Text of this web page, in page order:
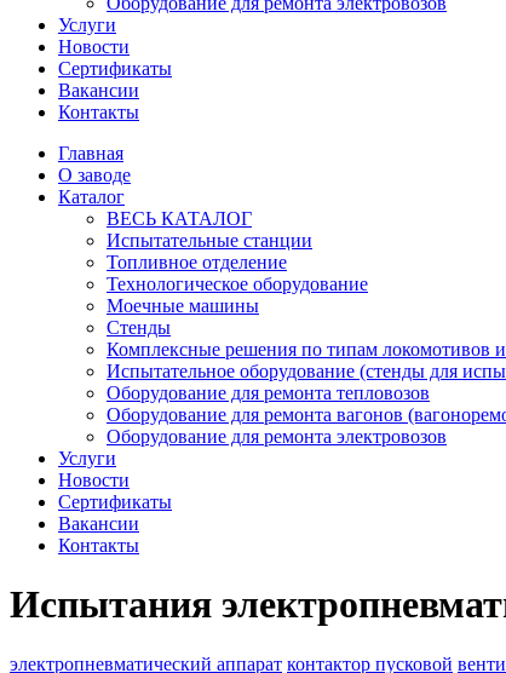
Услуги
Новости
Сертификаты
Вакансии
Контакты
Главная
О заводе
Каталог
ВЕСЬ КАТАЛОГ
Испытательные станции
Топливное отделение
Технологическое оборудование
Моечные машины
Стенды
Комплексные решения по типам локомотивов
Испытательное оборудование (стенды для
Оборудование для ремонта тепловозов
Оборудование для ремонта вагонов
Оборудование для ремонта электровозов
Услуги
Новости
Сертификаты
Вакансии
Контакты
Испытания
электропневматический аппарат контактор пусковой